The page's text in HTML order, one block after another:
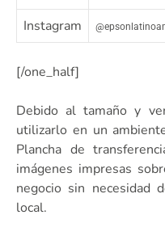
Instagram
[/one_half]
Debido al tamaño y
utilizarlo en un
Plancha de
imágenes impresas
negocio sin necesidad
local.